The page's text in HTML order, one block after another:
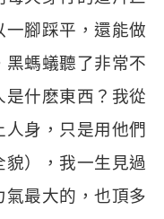
一腳踩平，還能做
螞蟻聽了非常不
什麽東西？我從
身，只是用他們
），我一生見過
氣最大的，也頂多